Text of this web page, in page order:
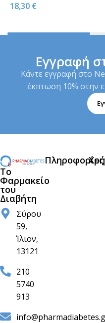
50τμχ
18,30 €
Εγγραφή
Κάντε εγγραφή στο
έκπτωση 10% στην
Το
Φαρμακείο
του
Διαβήτη
Σύρου
59,
Ίλιον,
13121
210
5740
913
Πληροφορίες